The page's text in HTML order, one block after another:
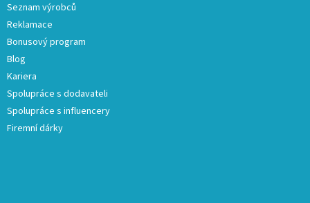
Seznam výrobců
Reklamace
Bonusový program
Blog
Kariera
Spolupráce s dodavateli
Spolupráce s influencery
Firemní dárky